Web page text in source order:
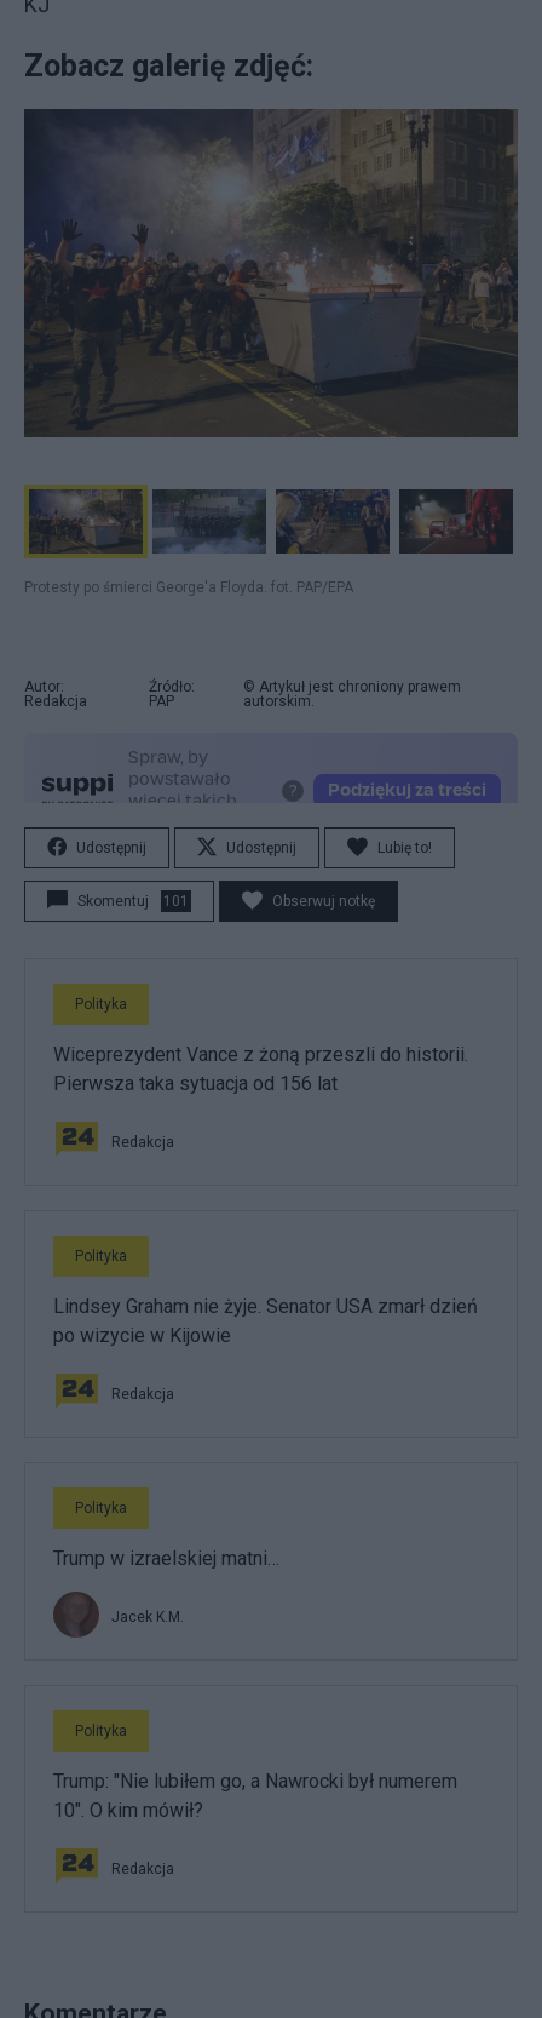
Zobacz galerię zdjęć:
Protesty po śmierci George'a Floyda. fot. PAP/EPA
Autor:
Redakcja
Źródło:
PAP
© Artykuł jest chroniony prawem
autorskim.
Udostępnij Udostępnij Lubię to!
Skomentuj 101 Obserwuj notkę
Polityka
Wiceprezydent Vance z żoną przeszli do historii.
Pierwsza taka sytuacja od 156 lat
Redakcja
Polityka
Lindsey Graham nie żyje. Senator USA zmarł dzień
po wizycie w Kijowie
Redakcja
Polityka
Trump w izraelskiej matni…
Jacek K.M.
Polityka
Trump: "Nie lubiłem go, a Nawrocki był numerem
10". O kim mówił?
Redakcja